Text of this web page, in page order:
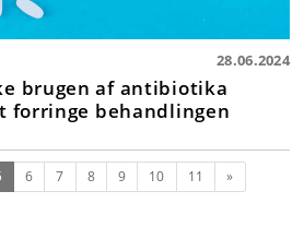
28.06.2024
brugen af antibiotika
forringe behandlingen
(nuværende)
6 7 8 9 10 11 Næste
»